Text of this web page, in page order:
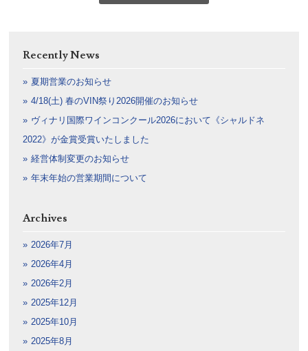
Recently News
夏期営業のお知らせ
4/18(土) 春のVIN祭り2026開催のお知らせ
ヴィナリ国際ワインコンクール2026において《シャルドネ
2022》が金賞受賞いたしました
経営体制変更のお知らせ
年末年始の営業期間について
Archives
2026年7月
2026年4月
2026年2月
2025年12月
2025年10月
2025年8月